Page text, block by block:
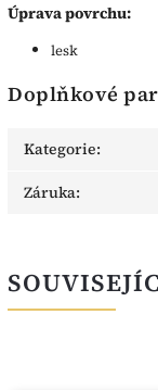
Úprava povrchu:
lesk
Doplňkové
Kategorie:
Záruka: